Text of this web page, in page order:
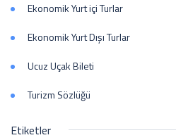
Ekonomik Yurt içi Turlar
Ekonomik Yurt Dışı Turlar
Ucuz Uçak Bileti
Turizm Sözlüğü
Etiketler